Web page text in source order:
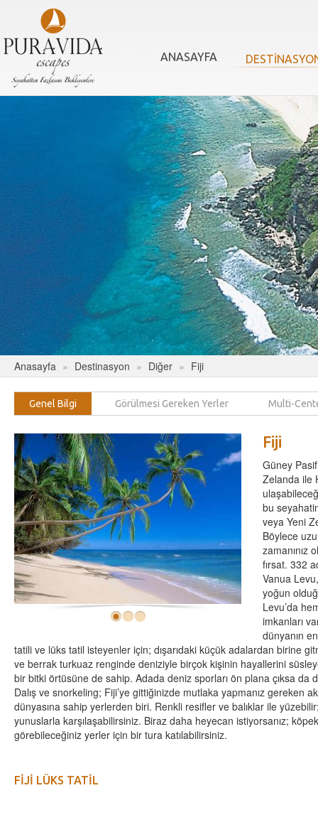
ANASAYFA
Anasayfa Destinasyon Diğer Fiji
Genel Bilgi Görülmesi Gereken Yerler Multi-
Fiji
Güney
Zelanda ile
bu
veya Yeni
Böylece
zamanınız
fırsat. 332
Vanua
yoğun
Levu’da
imkanları
dünyanın
tatili ve lüks tatil isteyenler için; dışarıdaki küçük adalardan birine
ve berrak turkuaz renginde deniziyle birçok kişinin hayallerini
bir bitki örtüsüne de sahip. Adada deniz sporları ön plana çıksa da
Dalış ve snorkeling; Fiji’ye gittiğinizde mutlaka yapmanız gereken
dünyasına sahip yerlerden biri. Renkli resifler ve balıklar ile
yunuslarla karşılaşabilirsiniz. Biraz daha heyecan istiyorsanız;
görebileceğiniz yerler için bir tura katılabilirsiniz.
FİJİ LÜKS TATİL